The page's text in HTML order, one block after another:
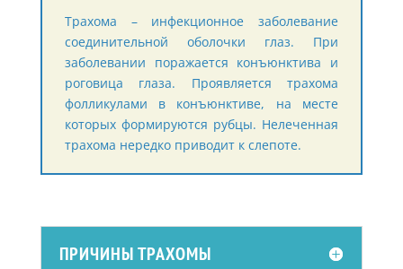
Трахома – инфекционное заболевание
соединительной оболочки глаз. При
заболевании поражается конъюнктива и
роговица глаза. Проявляется трахома
фолликулами в конъюнктиве, на месте
которых формируются рубцы. Нелеченная
трахома нередко приводит к слепоте.
ПРИЧИНЫ ТРАХОМЫ